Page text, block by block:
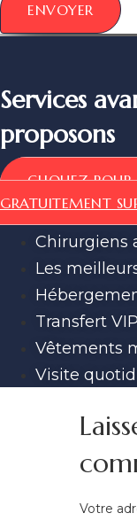
ENVOYER
Services
proposons
CLIQUEZ POUR
GRATUITEMENT
Chirurgiens
Les
Transfert VIP
Vêtements
Visite
Votre